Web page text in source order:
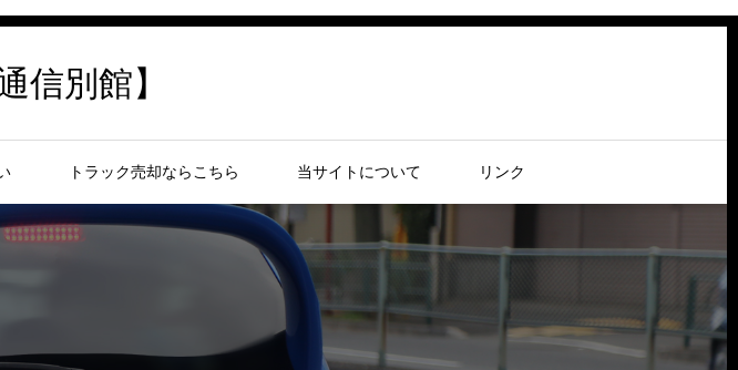
信別館】
トラック売却ならこちら 当サイトについて リンク